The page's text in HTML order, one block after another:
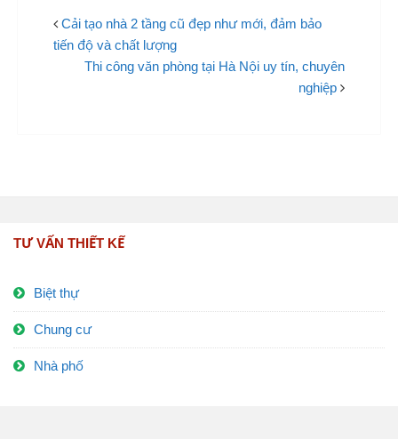
Cải tạo nhà 2 tầng cũ đẹp như mới, đảm bảo
tiến độ và chất lượng
Thi công văn phòng tại Hà Nội uy tín, chuyên
nghiệp
TƯ VẤN THIẾT KẾ
Biệt thự
Chung cư
Nhà phố